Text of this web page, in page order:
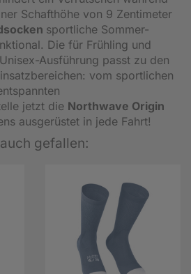
Schafthöhe von 9 Zentimeter
sportliche Sommer-
Die für Frühling und
Ausführung passt zu den
vom sportlichen
jetzt die Northwave Origin
ausgerüstet in jede Fahrt!
gefallen: